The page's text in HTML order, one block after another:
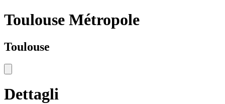
Toulouse Métropole
Toulouse
Dettagli